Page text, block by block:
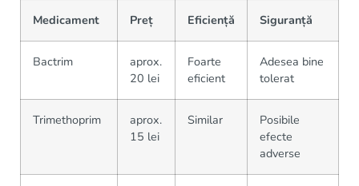
Medicament Preț Eficiență Siguranță
Bactrim
aprox.
20 lei
Foarte
eficient
Adesea bine
tolerat
Trimethoprim
aprox.
15 lei
Similar
Posibile
efecte
adverse